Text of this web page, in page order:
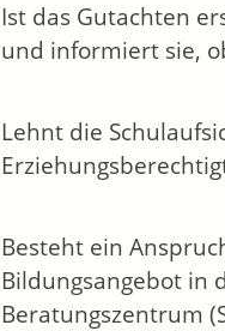
Ist das Gutachten
und informiert sie,
Lehnt die
Besteht ein
Bildungsangebot in
Beratungszentrum